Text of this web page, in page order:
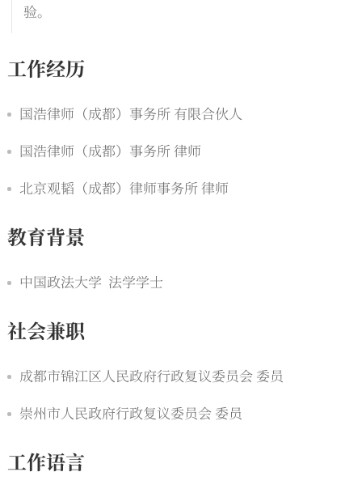
验。
工作经历
国浩律师（成都）事务所 有限合伙人
国浩律师（成都）事务所 律师
北京观韬（成都）律师事务所 律师
教育背景
中国政法大学 法学学士
社会兼职
成都市锦江区人民政府行政复议委员会 委员
崇州市人民政府行政复议委员会 委员
工作语言